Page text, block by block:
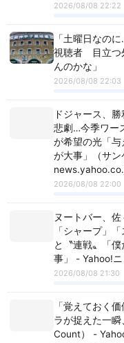
2026/08/08 22:22
「土曜日なの
視聴者 目立つ
んのかな」
2026/08/08 22:03
ドジャース、
悲劇…今季ワー
が希望の光「与
が大事」（サ
2026/08/08 22:00
ヌートバー、
「シャープ」
と〝連戦〟「
事」 - Yahoo!ニ
2026/08/08 21:30
「覚えておく
ラが捉えた一
Count） -